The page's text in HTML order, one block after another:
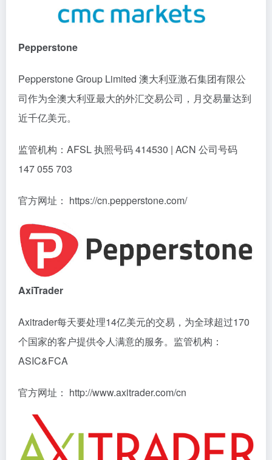
Pepperstone
Pepperstone Group Limited 澳大利亚激石集团有限公
司作为全澳大利亚最大的外汇交易公司，月交易量达到
近千亿美元。
监管机构：AFSL 执照号码 414530 | ACN 公司号码
147 055 703
官方网址： https://cn.pepperstone.com/
AxiTrader
Axitrader每天要处理14亿美元的交易，为全球超过170
个国家的客户提供令人满意的服务。监管机构：
ASIC&FCA
官方网址： http://www.axitrader.com/cn